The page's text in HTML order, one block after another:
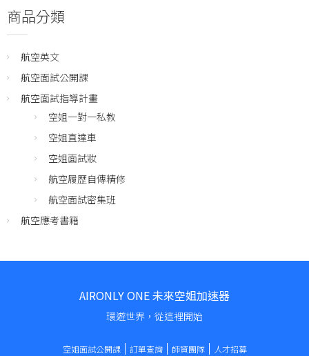
商品分類
航空英文
航空面試公開課
航空面試指導計畫
空姐一對一私教
空姐直達車
空姐面試妝
航空履歷自傳精修
航空面試密集班
航空應考書籍
AIRONLY ONE 未來空姐加速器
環遊世界，從這裡開始
空姐面試公開課 訂單查詢 師資團隊 人才招募